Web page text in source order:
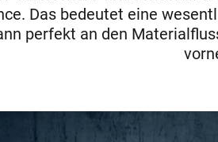
Das bedeutet eine
perfekt an den